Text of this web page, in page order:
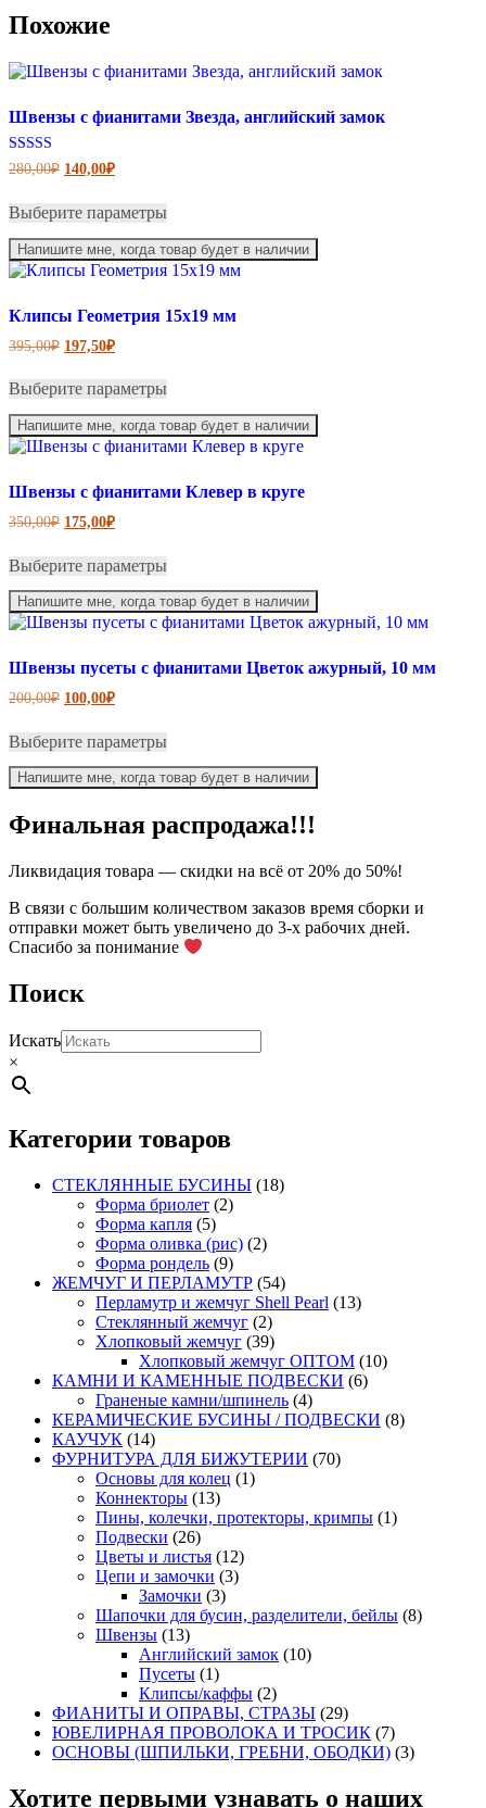
Похожие
Швензы с фианитами Звезда, английский замок
Оценка
5.00
280,00₽ Первоначальная
280,00₽.
140,00₽Текущая
Выберите параметры
несколько
вариаций.
можно
Напишите мне, когда товар будет в наличии
Клипсы Геометрия 15х19 мм
395,00₽ Первоначальная
цена
395,00₽.
197,50₽Текущая
цена:
Выберите параметры
несколько
вариаций.
можно
Напишите мне, когда товар будет в наличии
Швензы с фианитами Клевер в круге
350,00₽ Первоначальная
цена
350,00₽.
175,00₽Текущая
цена:
Выберите параметры
имеет
несколько
вариаций.
можно
Напишите мне, когда товар будет в наличии
Швензы пусеты с фианитами Цветок ажурный, 10 мм
200,00₽ Первоначальная
200,00₽.
100,00₽Текущая
Выберите параметры
имеет
несколько
Опции
можно
на
товара.
Напишите мне, когда товар будет в наличии
Финальная распродажа!!!
Ликвидация товара — скидки на всё от 20% до 50%!
В связи с большим количеством заказов время сборки и
отправки может быть увеличено до 3-х рабочих дней.
Спасибо за понимание
Поиск
Искать
×
Категории товаров
СТЕКЛЯННЫЕ БУСИНЫ (18)
Форма бриолет (2)
Форма капля (5)
Форма оливка (рис) (2)
Форма рондель (9)
ЖЕМЧУГ И ПЕРЛАМУТР (54)
Перламутр и жемчуг Shell Pearl (13)
Стеклянный жемчуг (2)
Хлопковый жемчуг (39)
Хлопковый жемчуг ОПТОМ (10)
КАМНИ И КАМЕННЫЕ ПОДВЕСКИ (6)
Граненые камни/шпинель (4)
КЕРАМИЧЕСКИЕ БУСИНЫ / ПОДВЕСКИ (8)
КАУЧУК (14)
ФУРНИТУРА ДЛЯ БИЖУТЕРИИ (70)
Основы для колец (1)
Коннекторы (13)
Пины, колечки, протекторы, кримпы (1)
Подвески (26)
Цветы и листья (12)
Цепи и замочки (3)
Замочки (3)
Шапочки для бусин, разделители, бейлы (8)
Швензы (13)
Английский замок (10)
Пусеты (1)
Клипсы/каффы (2)
ФИАНИТЫ И ОПРАВЫ, СТРАЗЫ (29)
ЮВЕЛИРНАЯ ПРОВОЛОКА И ТРОСИК (7)
ОСНОВЫ (ШПИЛЬКИ, ГРЕБНИ, ОБОДКИ) (3)
Хотите первыми узнавать о наших